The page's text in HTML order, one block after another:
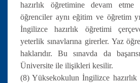
hazırlık öğretimine devam
öğrenciler aynı eğitim ve öğretim
İngilizce hazırlık öğretimi
yeterlik sınavlarına girerler. Yaz
haklarıdır. Bu sınavda da
Üniversite ile ilişikleri kesilir.
(8) Yüksekokulun İngilizce